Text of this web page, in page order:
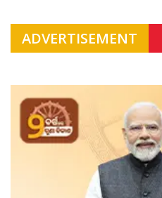
ADVERTISEMENT